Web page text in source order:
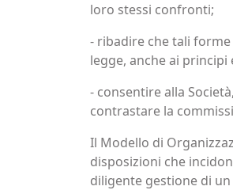
loro stessi confronti;
- ribadire che tali
legge, anche ai principi
- consentire alla
contrastare la
Il Modello di
disposizioni che
diligente gestione di